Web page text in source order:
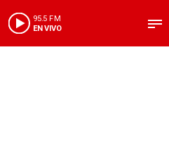
95.5 FM
EN VIVO